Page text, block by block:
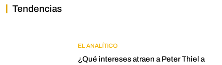
Tendencias
EL ANALÍTICO
¿Qué intereses atraen a Peter Thiel a